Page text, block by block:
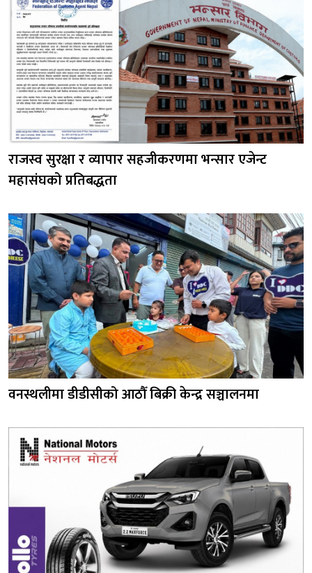
राजस्व सुरक्षा र व्यापार सहजीकरणमा भन्सार एजेन्ट
महासंघको प्रतिबद्धता
वनस्थलीमा डीडीसीको आठौँ बिक्री केन्द्र सञ्चालनमा